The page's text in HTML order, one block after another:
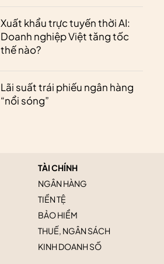
Xuất khẩu trực tuyến thời AI:
Doanh nghiệp Việt tăng tốc
thế nào?
Lãi suất trái phiếu ngân hàng
“nổi sóng”
TÀI CHÍNH
NGÂN HÀNG
TIỀN TỆ
BẢO HIỂM
THUẾ, NGÂN SÁCH
KINH DOANH SỐ